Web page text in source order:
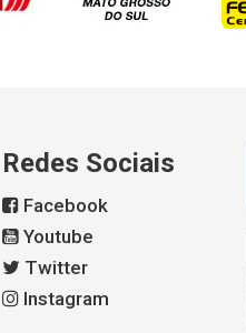
Redes Sociais
Facebook
Youtube
Twitter
Instagram